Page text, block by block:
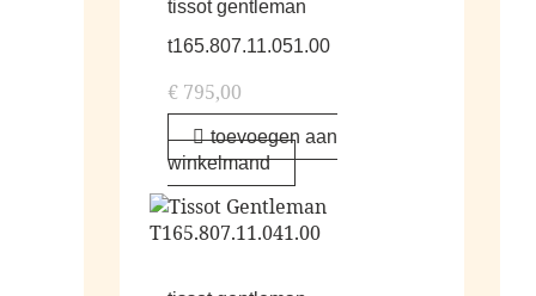
tissot gentleman
t165.807.11.051.00
€ 795,00
toevoegen aan
winkelmand